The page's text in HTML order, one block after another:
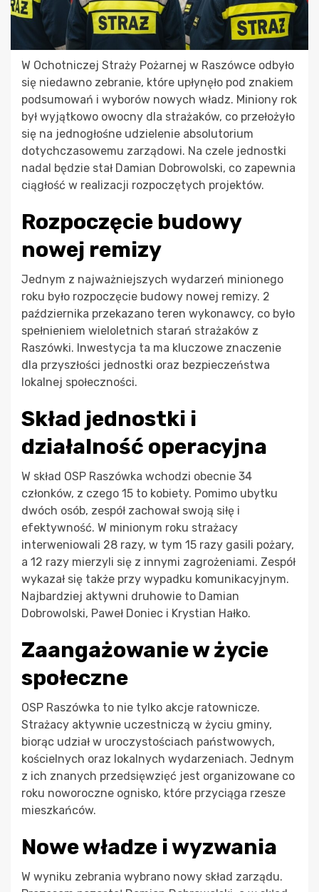
W Ochotniczej Straży Pożarnej w Raszówce odbyło
się niedawno zebranie, które upłynęło pod znakiem
podsumowań i wyborów nowych władz. Miniony rok
był wyjątkowo owocny dla strażaków, co przełożyło
się na jednogłośne udzielenie absolutorium
dotychczasowemu zarządowi. Na czele jednostki
nadal będzie stał Damian Dobrowolski, co zapewnia
ciągłość w realizacji rozpoczętych projektów.
Rozpoczęcie budowy
nowej remizy
Jednym z najważniejszych wydarzeń minionego
roku było rozpoczęcie budowy nowej remizy. 2
października przekazano teren wykonawcy, co było
spełnieniem wieloletnich starań strażaków z
Raszówki. Inwestycja ta ma kluczowe znaczenie
dla przyszłości jednostki oraz bezpieczeństwa
lokalnej społeczności.
Skład jednostki i
działalność operacyjna
W skład OSP Raszówka wchodzi obecnie 34
członków, z czego 15 to kobiety. Pomimo ubytku
dwóch osób, zespół zachował swoją siłę i
efektywność. W minionym roku strażacy
interweniowali 28 razy, w tym 15 razy gasili pożary,
a 12 razy mierzyli się z innymi zagrożeniami. Zespół
wykazał się także przy wypadku komunikacyjnym.
Najbardziej aktywni druhowie to Damian
Dobrowolski, Paweł Doniec i Krystian Hałko.
Zaangażowanie w życie
społeczne
OSP Raszówka to nie tylko akcje ratownicze.
Strażacy aktywnie uczestniczą w życiu gminy,
biorąc udział w uroczystościach państwowych,
kościelnych oraz lokalnych wydarzeniach. Jednym
z ich znanych przedsięwzięć jest organizowane co
roku noworoczne ognisko, które przyciąga rzesze
mieszkańców.
Nowe władze i wyzwania
W wyniku zebrania wybrano nowy skład zarządu.